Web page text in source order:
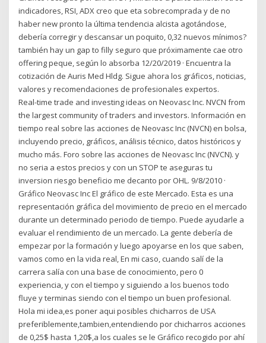
indicadores, RSI, ADX creo que eta sobrecomprada y de no
haber new pronto la última tendencia alcista agotándose,
debería corregir y descansar un poquito, 0,32 nuevos mínimos?
también hay un gap to filly seguro que próximamente cae otro
offering peque, según lo absorba 12/20/2019 · Encuentra la
cotización de Auris Med Hldg. Sigue ahora los gráficos, noticias,
valores y recomendaciones de profesionales expertos.
Real-time trade and investing ideas on Neovasc Inc. NVCN from
the largest community of traders and investors. Información en
tiempo real sobre las acciones de Neovasc Inc (NVCN) en bolsa,
incluyendo precio, gráficos, análisis técnico, datos históricos y
mucho más. Foro sobre las acciones de Neovasc Inc (NVCN). y
no seria a estos precios y con un STOP te aseguras tu
inversion riesgo beneficio me decanto por OHL. 9/8/2010 ·
Gráfico Neovasc Inc El gráfico de este Mercado. Esta es una
representación gráfica del movimiento de precio en el mercado
durante un determinado periodo de tiempo. Puede ayudarle a
evaluar el rendimiento de un mercado. La gente debería de
empezar por la formación y luego apoyarse en los que saben,
vamos como en la vida real, En mi caso, cuando salí de la
carrera salía con una base de conocimiento, pero 0
experiencia, y con el tiempo y siguiendo a los buenos todo
fluye y terminas siendo con el tiempo un buen profesional.
Hola mi idea,es poner aqui posibles chicharros de USA
preferiblemente,tambien,entendiendo por chicharros acciones
de 0,25$ hasta 1,20$,a los cuales se le Gráfico recogido por ahí